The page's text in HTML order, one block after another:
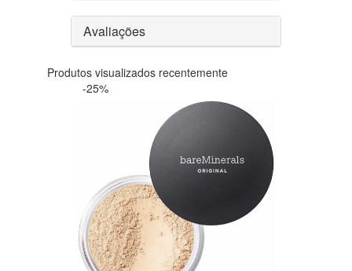
Avaliações
Produtos visualizados recentemente
-25%